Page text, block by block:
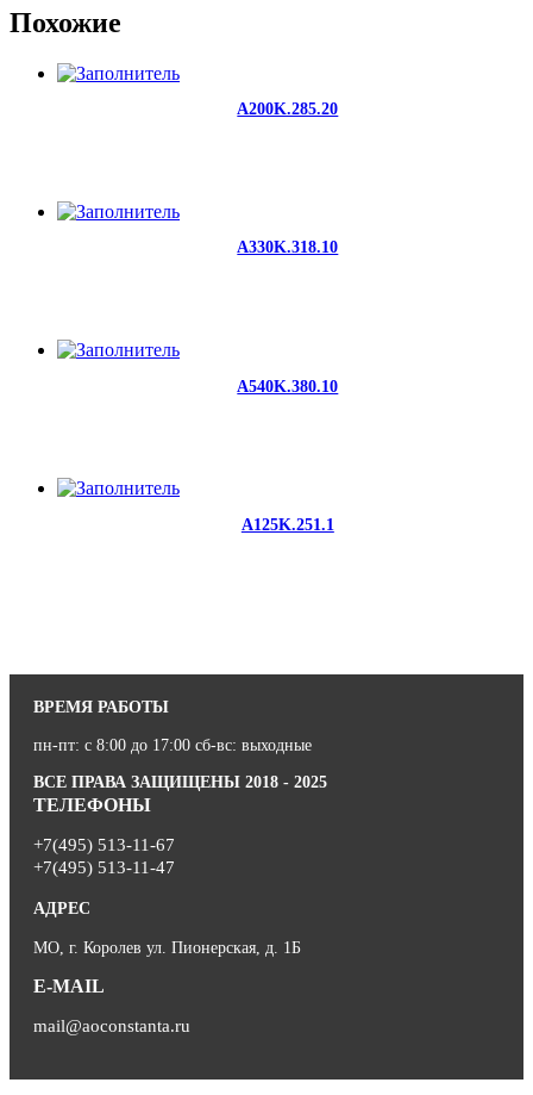
Похожие
A200K.285.20
A330K.318.10
A540K.380.10
A125K.251.1
ВРЕМЯ РАБОТЫ
пн-пт: с 8:00 до 17:00 сб-вс: выходные
ВСЕ ПРАВА ЗАЩИЩЕНЫ 2018 - 2025
ТЕЛЕФОНЫ
+7(495) 513-11-67
+7(495) 513-11-47
АДРЕС
МО, г. Королев ул. Пионерская, д. 1Б
E-MAIL
mail@aoconstanta.ru